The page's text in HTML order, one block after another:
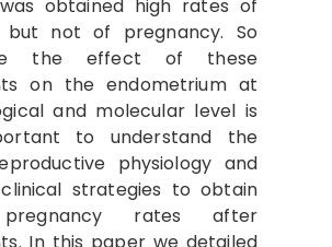
obtained high rates of
but not of pregnancy. So
the effect of these
on the endometrium at
and molecular level is
to understand the
physiology and
strategies to obtain
rates after
In this paper we detailed